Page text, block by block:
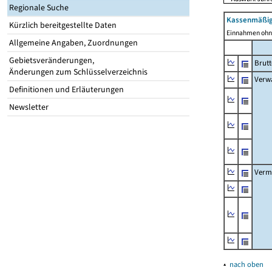
Regionale Suche
Kürzlich bereitgestellte Daten
Allgemeine Angaben, Zuordnungen
Gebietsveränderungen,
Änderungen zum Schlüsselverzeichnis
Definitionen und Erläuterungen
Newsletter
Einnahmen
▴ nach oben